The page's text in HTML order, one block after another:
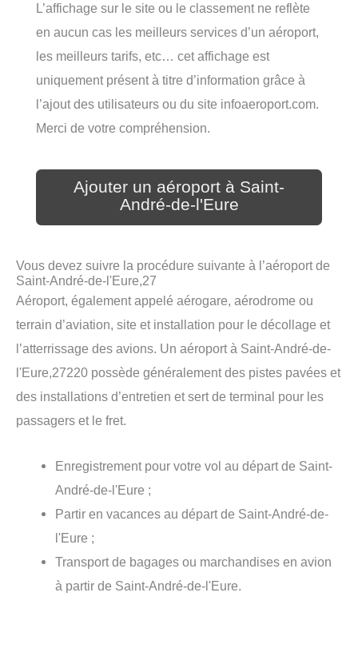
L’affichage sur le site ou le classement ne reflète
en aucun cas les meilleurs services d’un aéroport,
les meilleurs tarifs, etc… cet affichage est
uniquement présent à titre d’information grâce à
l’ajout des utilisateurs ou du site infoaeroport.com.
Merci de votre compréhension.
Ajouter un aéroport à Saint-
André-de-l'Eure
Vous devez suivre la procédure suivante à l’aéroport de
Saint-André-de-l'Eure,27
Aéroport, également appelé aérogare, aérodrome ou
terrain d’aviation, site et installation pour le décollage et
l’atterrissage des avions. Un aéroport à Saint-André-de-
l'Eure,27220 possède généralement des pistes pavées et
des installations d’entretien et sert de terminal pour les
passagers et le fret.
Enregistrement pour votre vol au départ de Saint-
André-de-l'Eure ;
Partir en vacances au départ de Saint-André-de-
l'Eure ;
Transport de bagages ou marchandises en avion
à partir de Saint-André-de-l'Eure.